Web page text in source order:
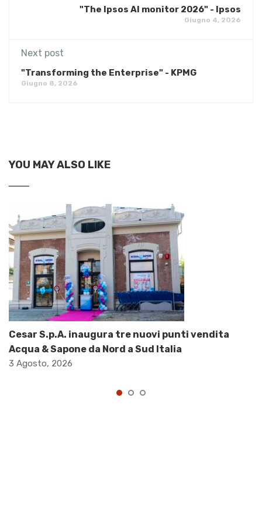
"The Ipsos AI monitor 2026" - Ipsos
Giugno 4, 2026
Next post
"Transforming the Enterprise" - KPMG
Giugno 8, 2026
YOU MAY ALSO LIKE
Cesar S.p.A. inaugura tre nuovi punti vendita
Acqua & Sapone da Nord a Sud Italia
3 Agosto, 2026